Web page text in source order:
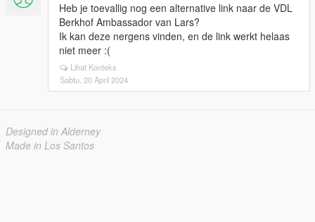
Heb je toevallig nog een alternative link naar de VDL
Berkhof Ambassador van Lars?
Ik kan deze nergens vinden, en de link werkt helaas
niet meer :(
Lihat Konteks
Sabtu, 20 April 2024
Designed in Alderney
Made in Los Santos